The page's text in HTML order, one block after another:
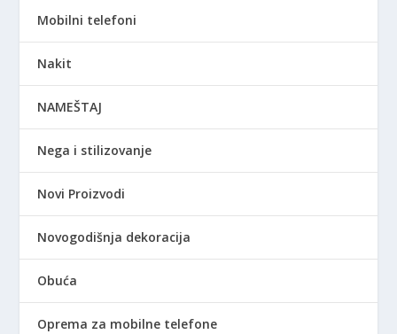
Mobilni telefoni
Nakit
NAMEŠTAJ
Nega i stilizovanje
Novi Proizvodi
Novogodišnja dekoracija
Obuća
Oprema za mobilne telefone